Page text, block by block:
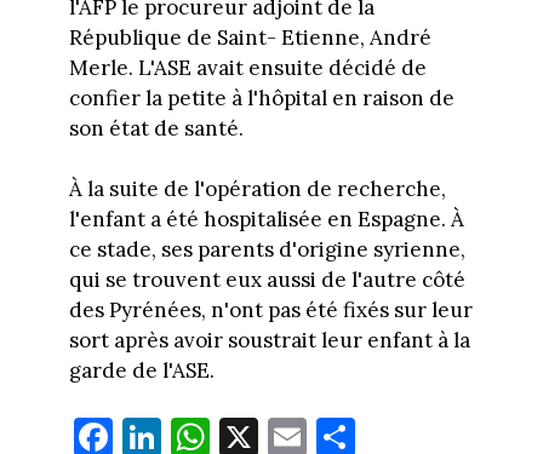
l'AFP le procureur adjoint de la
République de Saint- Etienne, André
Merle. L'ASE avait ensuite décidé de
confier la petite à l'hôpital en raison de
son état de santé.
À la suite de l'opération de recherche,
l'enfant a été hospitalisée en Espagne. À
ce stade, ses parents d'origine syrienne,
qui se trouvent eux aussi de l'autre côté
des Pyrénées, n'ont pas été fixés sur leur
sort après avoir soustrait leur enfant à la
garde de l'ASE.
Fa Li W X E Pa